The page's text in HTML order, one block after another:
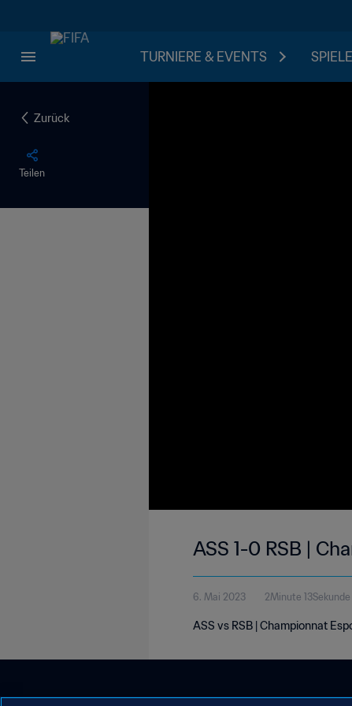
TURNIERE & EVENTS
Zurück
Teilen
ASS 1-0 RSB |
6. Mai 2023 2Minute 13Sekunde
ASS vs RSB | Championnat